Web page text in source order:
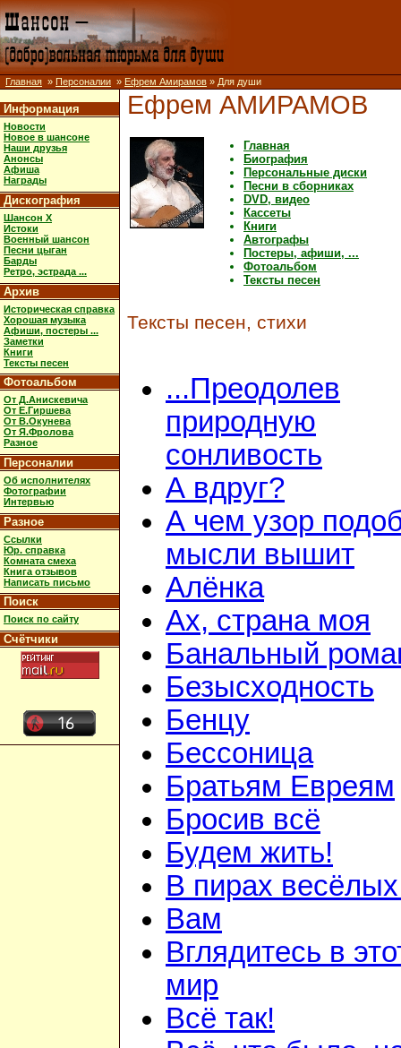
Главная » Персоналии » Ефрем Амирамов » Для души
Информация
Новости
Новое в шансоне
Наши друзья
Анонсы
Афиша
Награды
Дискография
Шансон X
Истоки
Военный шансон
Песни цыган
Барды
Ретро, эстрада ...
Архив
Историческая справка
Хорошая музыка
Афиши, постеры ...
Заметки
Книги
Тексты песен
Фотоальбом
От Д.Анискевича
От Е.Гиршева
От В.Окунева
От Я.Фролова
Разное
Персоналии
Об исполнителях
Фотографии
Интервью
Разное
Ссылки
Юр. справка
Комната смеха
Книга отзывов
Написать письмо
Поиск
Поиск по сайту
Счётчики
Ефрем АМИРАМОВ
Главная
Биография
Персональные диски
Песни в сборниках
DVD, видео
Кассеты
Книги
Автографы
Постеры, афиши, ...
Фотоальбом
Тексты песен
Тексты песен, стихи
...Преодолев
природную
сонливость
А вдруг?
А чем узор
мысли вышит
Алёнка
Ах, страна моя
Банальный
Безысходность
Бенцу
Бессоница
Братьям Евреям
Бросив всё
Будем жить!
В пирах
Вам
Вглядитесь в
мир
Всё так!